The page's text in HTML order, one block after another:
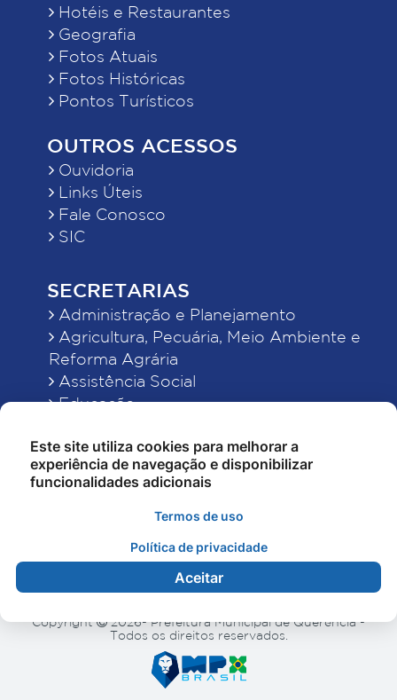
Hotéis e Restaurantes
Geografia
Fotos Atuais
Fotos Históricas
Pontos Turísticos
OUTROS ACESSOS
Ouvidoria
Links Úteis
Fale Conosco
SIC
SECRETARIAS
Administração e Planejamento
Agricultura, Pecuária, Meio Ambiente e
Reforma Agrária
Assistência Social
Educação
Finanças
Indústria, Comércio, Turismo, Ciência e
Tecnologia
Obras Públicas, Estradas e Rodagens
Saúde
Copyright
2026- Prefeitura Municipal de Querência -
Todos os direitos reservados.
Este site utiliza cookies para melhorar a
experiência de navegação e disponibilizar
funcionalidades adicionais
Termos de uso
Política de privacidade
Aceitar